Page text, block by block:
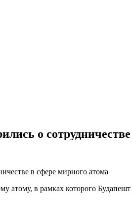
о
в рамках которого